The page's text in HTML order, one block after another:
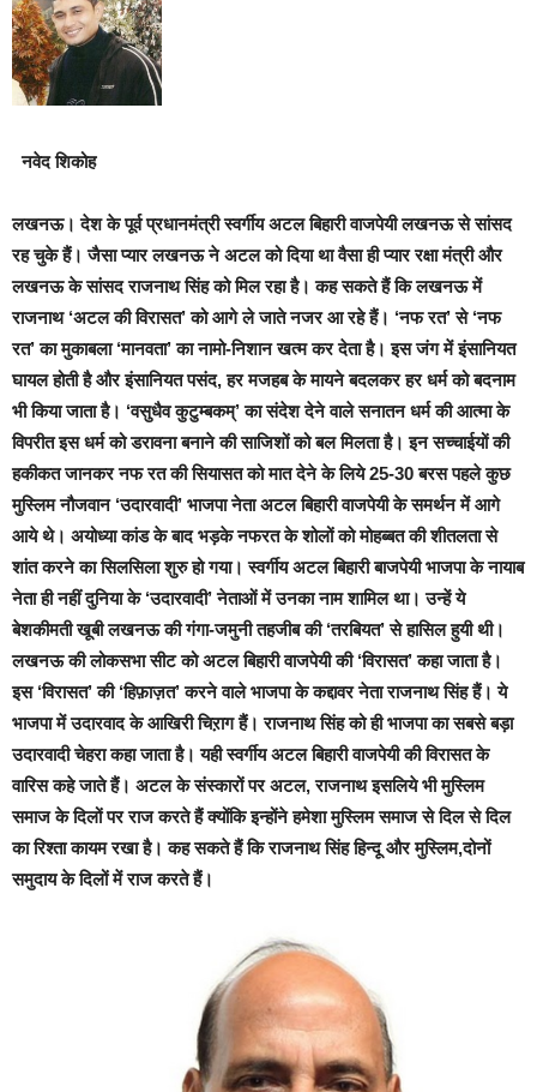
नवेद शिकोह
लखनऊ।देश के पूर्व प्रधानमंत्री स्वर्गीय अटल बिहारी वाजपेयी लखनऊ से सांसद
रह चुके हैं। जैसा प्यार लखनऊ ने अटल को दिया था वैसा ही प्यार रक्षा मंत्री और
लखनऊ के सांसद राजनाथ सिंह को मिल रहा है। कह सकते हैं कि लखनऊ में
राजनाथ ‘अटल की विरासत’ को आगे ले जाते नजर आ रहे हैं। ‘नफ रत’ से ‘नफ
रत’ का मुकाबला ‘मानवता’ का नामो-निशान खत्म कर देता है। इस जंग में इंसानियत
घायल होती है और इंसानियत पसंद, हर मजहब के मायने बदलकर हर धर्म को बदनाम
भी किया जाता है। ‘वसुधैव कुटुम्बकम्’ का संदेश देने वाले सनातन धर्म की आत्मा के
विपरीत इस धर्म को डरावना बनाने की साजिशों को बल मिलता है। इन सच्चाईयों की
हकीकत जानकर नफ रत की सियासत को मात देने के लिये 25-30 बरस पहले कुछ
मुस्लिम नौजवान ‘उदारवादी’ भाजपा नेता अटल बिहारी वाजपेयी के समर्थन में आगे
आये थे। अयोध्या कांड के बाद भड़के नफरत के शोलों को मोहब्बत की शीतलता से
शांत करने का सिलसिला शुरु हो गया। स्वर्गीय अटल बिहारी बाजपेयी भाजपा के नायाब
नेता ही नहीं दुनिया के ‘उदारवादी’ नेताओं में उनका नाम शामिल था। उन्हें ये
बेशकीमती खूबी लखनऊ की गंगा-जमुनी तहजीब की ‘तरबियत’ से हासिल हुयी थी।
लखनऊ की लोकसभा सीट को अटल बिहारी वाजपेयी की ‘विरासत’ कहा जाता है।
इस ‘विरासत’ की ‘हिफ़ाज़त’ करने वाले भाजपा के कद्दावर नेता राजनाथ सिंह हैं। ये
भाजपा में उदारवाद के आखिरी चिऱाग हैं। राजनाथ सिंह को ही भाजपा का सबसे बड़ा
उदारवादी चेहरा कहा जाता है। यही स्वर्गीय अटल बिहारी वाजपेयी की विरासत के
वारिस कहे जाते हैं। अटल के संस्कारों पर अटल, राजनाथ इसलिये भी मुस्लिम
समाज के दिलों पर राज करते हैं क्योंकि इन्होंने हमेशा मुस्लिम समाज से दिल से दिल
का रिश्ता कायम रखा है। कह सकते हैं कि राजनाथ सिंह हिन्दू और मुस्लिम,दोनों
समुदाय के दिलों में राज करते हैं।